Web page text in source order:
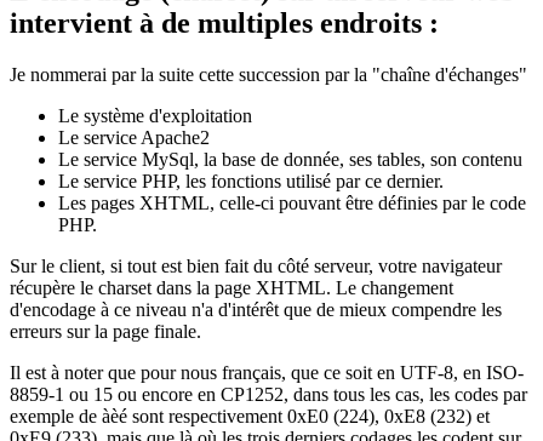
intervient à de multiples endroits :
Je nommerai par la suite cette succession par la "chaîne d'échanges"
Le système d'exploitation
Le service Apache2
Le service MySql, la base de donnée, ses tables, son contenu
Le service PHP, les fonctions utilisé par ce dernier.
Les pages XHTML, celle-ci pouvant être définies par le code
PHP.
Sur le client, si tout est bien fait du côté serveur, votre navigateur
récupère le charset dans la page XHTML. Le changement
d'encodage à ce niveau n'a d'intérêt que de mieux compendre les
erreurs sur la page finale.
Il est à noter que pour nous français, que ce soit en UTF-8, en ISO-
8859-1 ou 15 ou encore en CP1252, dans tous les cas, les codes par
exemple de àèé sont respectivement 0xE0 (224), 0xE8 (232) et